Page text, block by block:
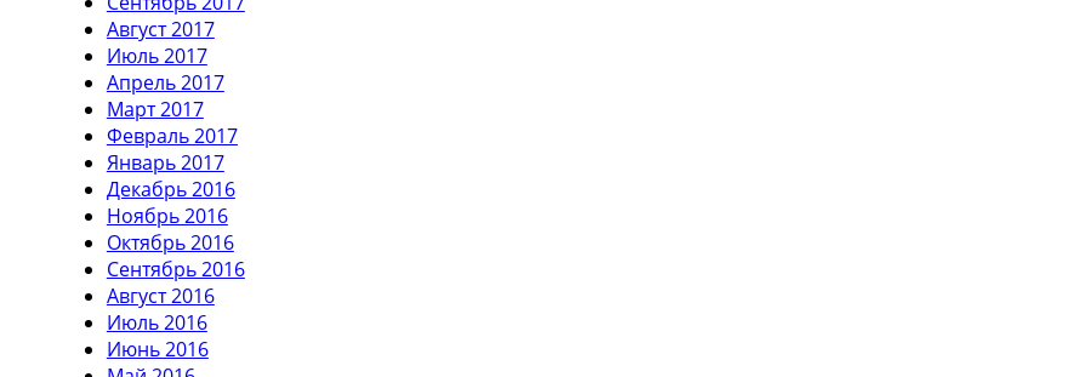
Август 2017
Июль 2017
Апрель 2017
Март 2017
Февраль 2017
Январь 2017
Декабрь 2016
Ноябрь 2016
Октябрь 2016
Сентябрь 2016
Август 2016
Июль 2016
Июнь 2016